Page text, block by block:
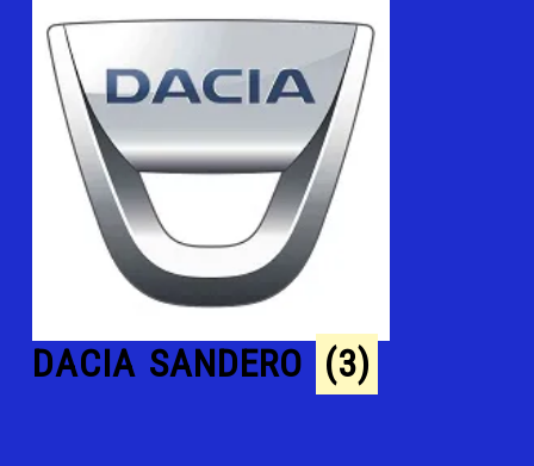
DACIA SANDERO (3)